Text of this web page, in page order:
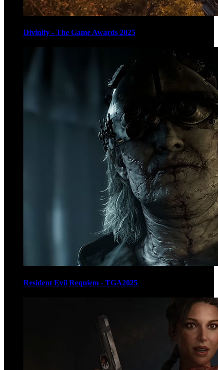
Divinity - The Game Awards 2025
Resident Evil Requiem - TGA2025